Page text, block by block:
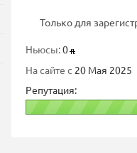
Только для
Ньюсы:0
На сайте с 20 Мая 2025
Репутация: